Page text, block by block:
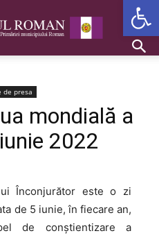
de presa
mondială a
2022
Înconjurător este o zi
de 5 iunie, în fiecare an,
de conștientizare a